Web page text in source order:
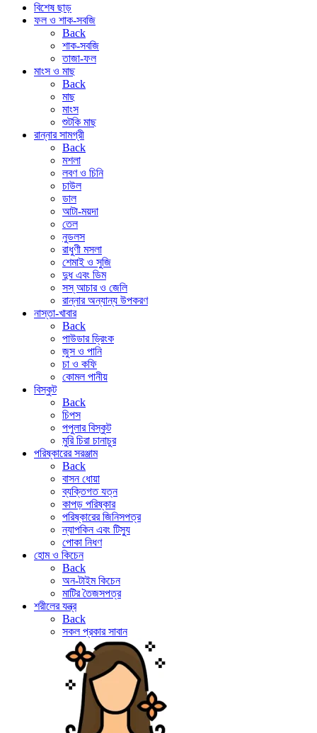
বিশেষ ছাড়
ফল ও শাক-সবজি
Back
শাক-সবজি
তাজা-ফল
মাংস ও মাছ
Back
মাছ
মাংস
শুটকি মাছ
রান্নার সামগ্রী
Back
মশলা
লবণ ও চিনি
চাউল
ডাল
আটা-ময়দা
তেল
নুডলস
রাধুণী মসলা
শেমাই ও সুজি
দুধ এবং ডিম
সস্ আচার ও জেলি
রান্নার অন্যান্য উপকরণ
নাস্তা-খাবার
Back
পাউডার ড্রিংক
জুস ও পানি
চা ও কফি
কোমল পানীয়
বিস্কুট
Back
চিপস
পপুলার বিস্কুট
মুরি চিরা চানাচুর
পরিষ্কারের সরঞ্জাম
Back
বাসন ধোয়া
ব্যক্তিগত যত্ন
কাপড় পরিষ্কার
পরিষ্কারের জিনিসপত্র
ন্যাপকিন এবং টিস্যু
পোকা নিধণ
হোম ও কিচেন
Back
অন-টাইম কিচেন
মাটির তৈজসপত্র
শরীলের যন্ত্র
Back
সকল প্রকার সাবান